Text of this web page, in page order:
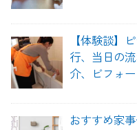
【体験談】
行、当日の
介、ビフォ
おすすめ家